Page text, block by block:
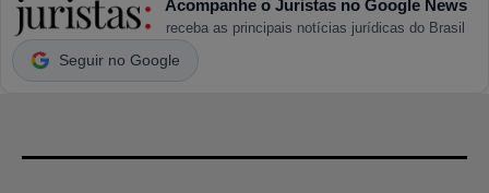
Acompanhe o Juristas no Google News
receba as principais notícias jurídicas do Brasil
Seguir no Google